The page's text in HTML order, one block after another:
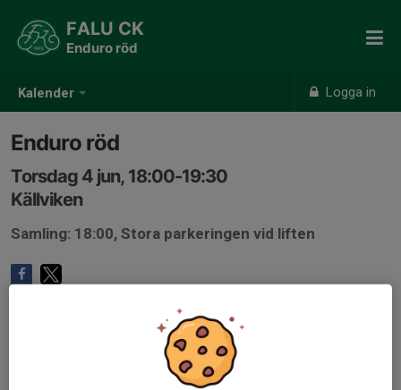
Kalender Logga in
FALU CK
Enduro röd
Enduro röd
Torsdag 4 jun, 18:00-19:30
Källviken
Samling: 18:00, Stora parkeringen vid liften